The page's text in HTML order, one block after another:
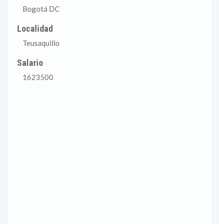
Bogotá DC
Localidad
Teusaquillo
Salario
1623500